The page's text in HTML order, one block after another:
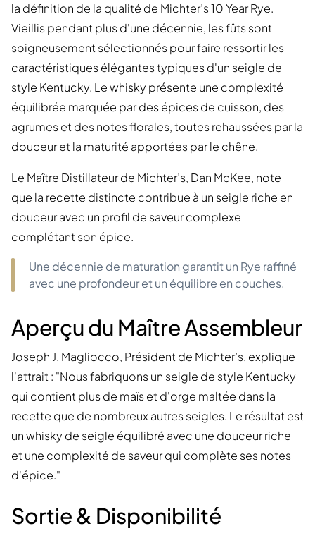
la définition de la qualité de Michter’s 10 Year Rye.
Vieillis pendant plus d'une décennie, les fûts sont
soigneusement sélectionnés pour faire ressortir les
caractéristiques élégantes typiques d'un seigle de
style Kentucky. Le whisky présente une complexité
équilibrée marquée par des épices de cuisson, des
agrumes et des notes florales, toutes rehaussées par la
douceur et la maturité apportées par le chêne.
Le Maître Distillateur de Michter’s, Dan McKee, note
que la recette distincte contribue à un seigle riche en
douceur avec un profil de saveur complexe
complétant son épice.
Une décennie de maturation garantit un Rye raffiné
avec une profondeur et un équilibre en couches.
Aperçu du Maître Assembleur
Joseph J. Magliocco, Président de Michter’s, explique
l'attrait : "Nous fabriquons un seigle de style Kentucky
qui contient plus de maïs et d'orge maltée dans la
recette que de nombreux autres seigles. Le résultat est
un whisky de seigle équilibré avec une douceur riche
et une complexité de saveur qui complète ses notes
d'épice."
Sortie & Disponibilité